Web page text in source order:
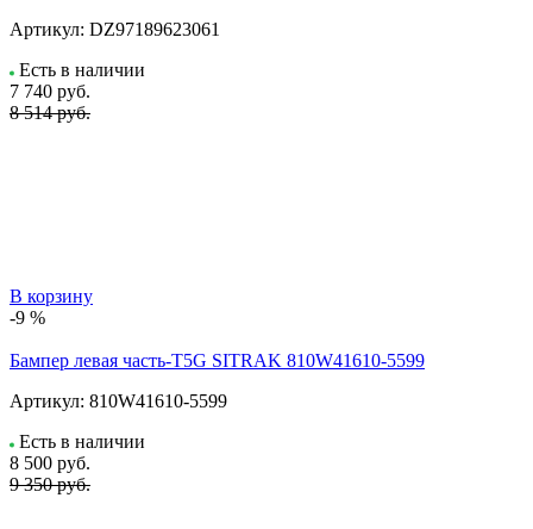
Артикул: DZ97189623061
Есть в наличии
7 740 руб.
8 514 руб.
В корзину
-9 %
Бампер левая часть-T5G SITRAK 810W41610-5599
Артикул: 810W41610-5599
Есть в наличии
8 500 руб.
9 350 руб.